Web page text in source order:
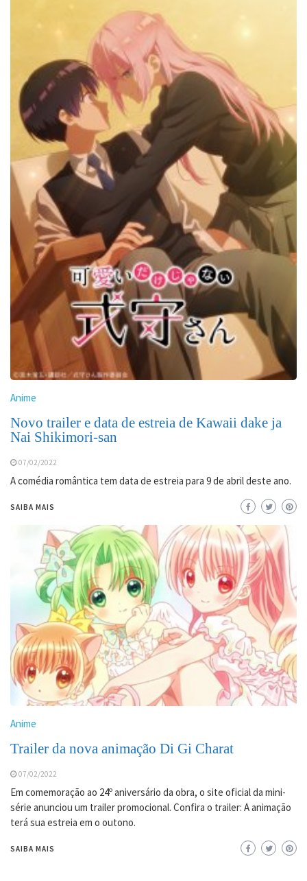
Anime
Novo trailer e data de estreia de Kawaii dake ja
Nai Shikimori-san
07/02/2022
A comédia romântica tem data de estreia para 9 de abril deste ano.
SAIBA MAIS
Anime
Trailer da nova animação Di Gi Charat
07/02/2022
Em comemoração ao 24º aniversário da obra, o site oficial da mini-
série anunciou um trailer promocional. Confira o trailer: A animação
terá sua estreia em o outono.
SAIBA MAIS